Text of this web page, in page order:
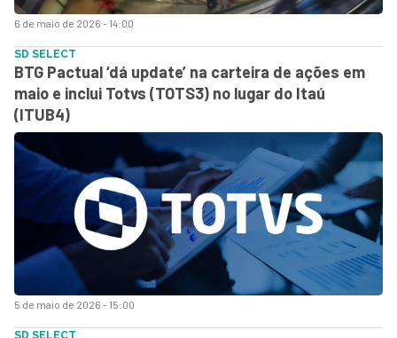
6 de maio de 2026 - 14:00
5 de maio de 2026 - 15:00
SD SELECT
BTG Pactual ‘dá update’ na carteira de ações em
maio e inclui Totvs (TOTS3) no lugar do Itaú
(ITUB4)
SD SELECT